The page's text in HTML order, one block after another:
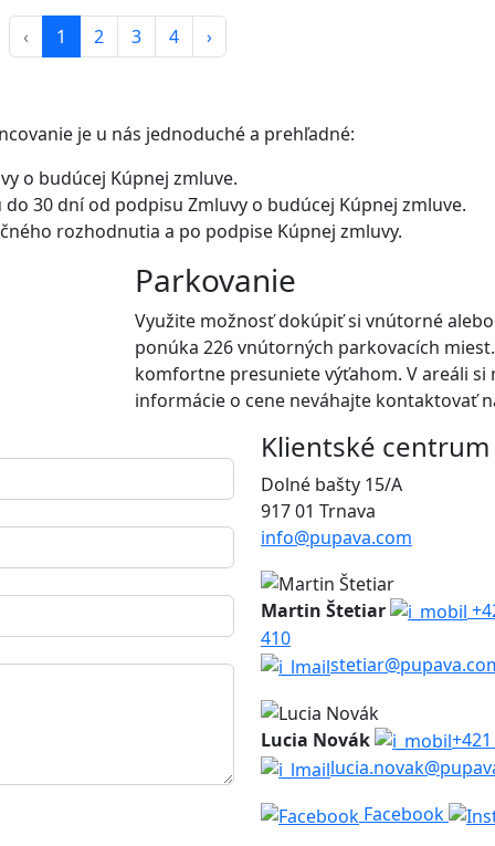
‹ 1 2 3 4 ›
je u nás jednoduché a prehľadné:
o budúcej Kúpnej zmluve.
30 dní od podpisu Zmluvy o budúcej Kúpnej zmluve.
rozhodnutia a po podpise Kúpnej zmluvy.
Parkovanie
Využite možnosť dokúpiť si vnútorné
ponúka 226 vnútorných parkovacích
komfortne presuniete výťahom. V areáli si
informácie o cene neváhajte kontaktovať
Klientské centrum
Dolné bašty 15/A
917 01 Trnava
info@pupava.com
Martin Štetiar
410
Lucia Novák
Facebook